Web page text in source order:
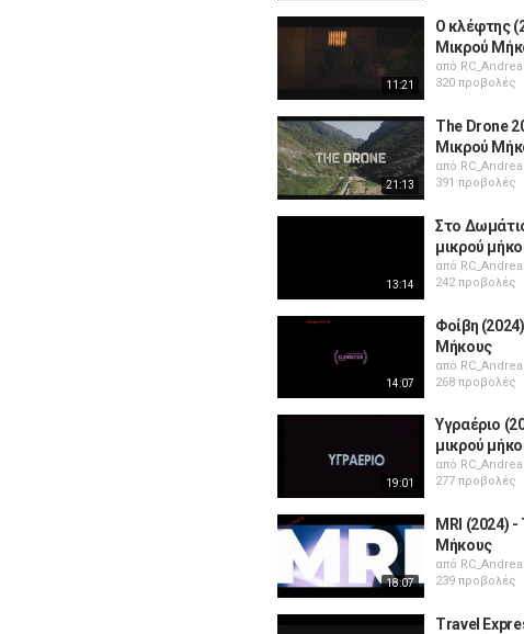
11:21
Ο κλέφτης
Μικρού
από
320 προβολές
21:13
The Drone
Μικρού
από
391 προβολές
13:14
Στο
μικρού
από
242 προβολές
14:07
Φοίβη
Μήκους
από
268 προβολές
19:01
Υγραέριο
μικρού
από
277 προβολές
18:07
MRI (2024) -
Μήκους
από
239 προβολές
Travel